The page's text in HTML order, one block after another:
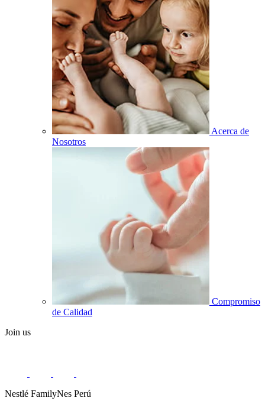
Acerca de
Nosotros
Compromiso
de Calidad
Join us
Nestlé FamilyNes Perú